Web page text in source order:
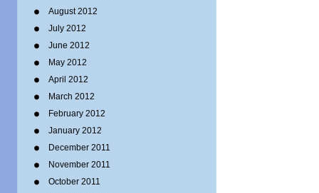
August 2012
July 2012
June 2012
May 2012
April 2012
March 2012
February 2012
January 2012
December 2011
November 2011
October 2011